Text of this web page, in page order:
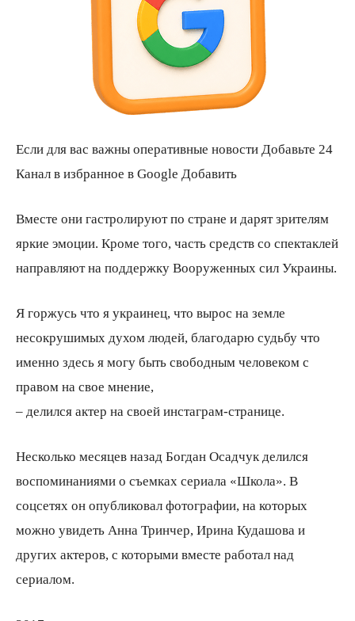
Если для вас важны оперативные новости Добавьте 24
Канал в избранное в Google Добавить
Вместе они гастролируют по стране и дарят зрителям
яркие эмоции. Кроме того, часть средств со спектаклей
направляют на поддержку Вооруженных сил Украины.
Я горжусь что я украинец, что вырос на земле
несокрушимых духом людей, благодарю судьбу что
именно здесь я могу быть свободным человеком с
правом на свое мнение,
– делился актер на своей инстаграм-странице.
Несколько месяцев назад Богдан Осадчук делился
воспоминаниями о съемках сериала «Школа». В
соцсетях он опубликовал фотографии, на которых
можно увидеть Анна Тринчер, Ирина Кудашова и
других актеров, с которыми вместе работал над
сериалом.